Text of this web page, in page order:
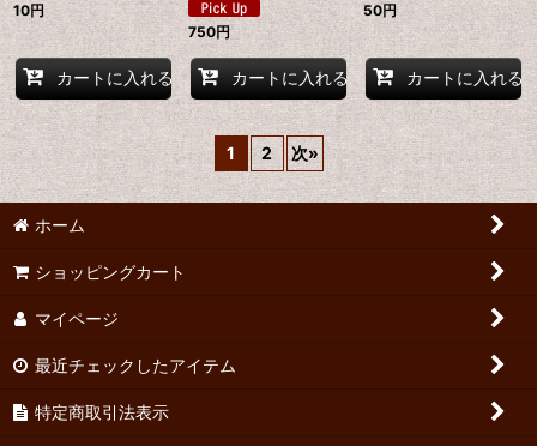
10円
カートに入れる
750円
カートに入れる
50円
カートに入れる
1 2 次»
ホーム
ショッピングカート
マイページ
最近チェックしたアイテム
特定商取引法表示